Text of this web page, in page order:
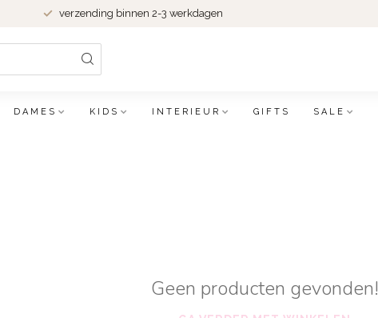
verzending binnen 2-3 werkdagen
DAMES KIDS INTERIEUR GIFTS SALE
Geen producten gevonden!